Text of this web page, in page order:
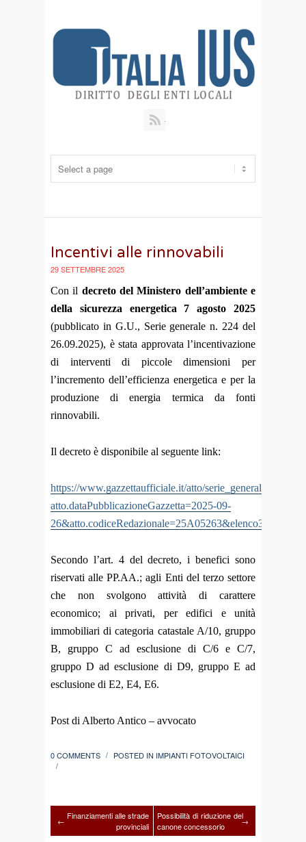
Incentivi alle rinnovabili
29 SETTEMBRE 2025
Con il decreto del Ministero dell’ambiente e
della sicurezza energetica 7 agosto 2025
(pubblicato in G.U., Serie generale n. 224 del
26.09.2025), è stata approvata l’incentivazione
di interventi di piccole dimensioni per
l’incremento dell’efficienza energetica e per la
produzione di energia termica da fonti
rinnovabili.
Il decreto è disponibile al seguente link:
https://www.gazzettaufficiale.it/atto/serie_generale/
atto.dataPubblicazioneGazzetta=2025-09-
Secondo l’art. 4 del decreto, i benefici sono
riservati alle PP.AA.; agli Enti del terzo settore
che non svolgono attività di carattere
economico; ai privati, per edifici e unità
immobiliari di categoria catastale A/10, gruppo
B, gruppo C ad esclusione di C/6 e C/7,
gruppo D ad esclusione di D9, gruppo E ad
esclusione di E2, E4, E6.
Post di Alberto Antico – avvocato
0 COMMENTS / POSTED IN IMPIANTI FOTOVOLTAICI
/
← Finanziamenti alle strade
provinciali
Possibilità di riduzione del
canone concessorio
→